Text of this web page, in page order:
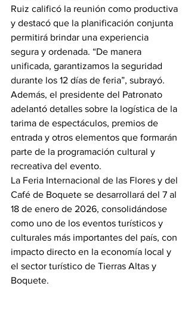
Ruiz calificó la reunión como productiva
y destacó que la planificación conjunta
permitirá brindar una experiencia
segura y ordenada. “De manera
unificada, garantizamos la seguridad
durante los 12 días de feria”, subrayó.
Además, el presidente del Patronato
adelantó detalles sobre la logística de la
tarima de espectáculos, premios de
entrada y otros elementos que formarán
parte de la programación cultural y
recreativa del evento.
La Feria Internacional de las Flores y del
Café de Boquete se desarrollará del 7 al
18 de enero de 2026, consolidándose
como uno de los eventos turísticos y
culturales más importantes del país, con
impacto directo en la economía local y
el sector turístico de Tierras Altas y
Boquete.